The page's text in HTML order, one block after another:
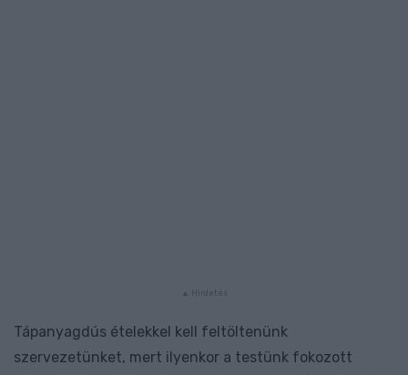
Tápanyagdús ételekkel kell feltöltenünk
szervezetünket, mert ilyenkor a testünk fokozott